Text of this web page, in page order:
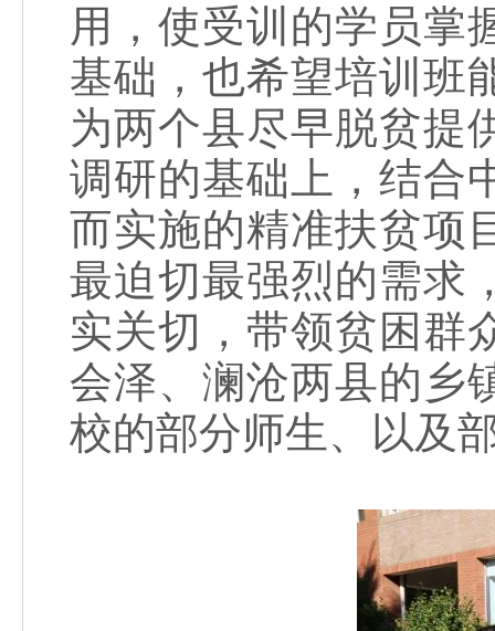
用，使受训的学员掌
基础，也希望培训班
为两个县尽早脱贫提
调研的基础上，结合
而实施的精准扶贫项
最迫切最强烈的需求
实关切，带领贫困群
会泽、澜沧两县的乡
校的部分师生、以及